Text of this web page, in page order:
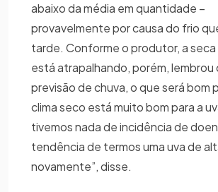
abaixo da média em quantidade –
provavelmente por causa do frio
tarde. Conforme o produtor, a seca
está atrapalhando, porém, lembrou
previsão de chuva, o que será bom
clima seco está muito bom para a
tivemos nada de incidência de
tendência de termos uma uva de
novamente”, disse.